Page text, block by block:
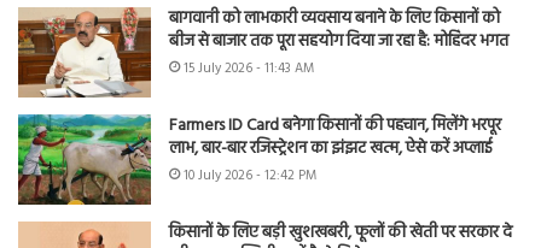
बागवानी को लाभकारी व्यवसाय बनाने के लिए किसानों को
बीज से बाजार तक पूरा सहयोग दिया जा रहा है: मोहिंदर भगत
15 July 2026 - 11:43 AM
Farmers ID Card बनेगा किसानों की पहचान, मिलेंगे भरपूर
लाभ, बार-बार रजिस्ट्रेशन का झंझट खत्म, ऐसे करें अप्लाई
10 July 2026 - 12:42 PM
किसानों के लिए बड़ी खुशखबरी, फूलों की खेती पर सरकार दे